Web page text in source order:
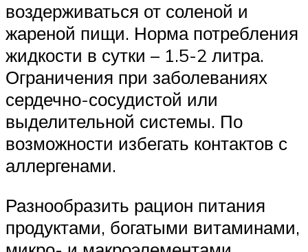
воздерживаться от соленой и
жареной пищи. Норма потребления
жидкости в сутки – 1.5-2 литра.
Ограничения при заболеваниях
сердечно-сосудистой или
выделительной системы. По
возможности избегать контактов с
аллергенами.
Разнообразить рацион питания
продуктами, богатыми витаминами,